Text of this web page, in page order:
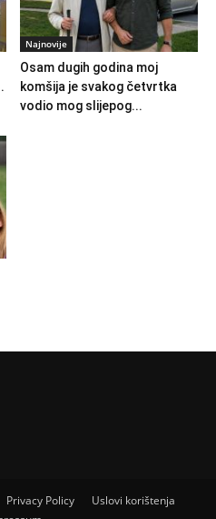
Najnovije
Osam dugih godina moj
komšija je svakog četvrtka
vodio mog slijepog...
Privacy Policy
Uslovi korištenja